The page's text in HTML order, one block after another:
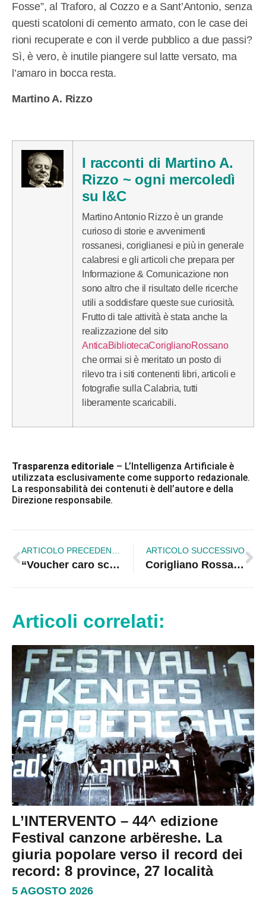
Fosse”, al Traforo, al Cozzo e a Sant’Antonio, senza
questi scatoloni di cemento armato, con le case dei
rioni recuperate e con il verde pubblico a due passi?
Sì, è vero, è inutile piangere sul latte versato, ma
l’amaro in bocca resta.
Martino A. Rizzo
I racconti di Martino A.
Rizzo ~ ogni mercoledì
su I&C
Martino Antonio Rizzo è un grande
curioso di storie e avvenimenti
rossanesi, coriglianesi e più in generale
calabresi e gli articoli che prepara per
Informazione & Comunicazione non
sono altro che il risultato delle ricerche
utili a soddisfare queste sue curiosità.
Frutto di tale attività è stata anche la
realizzazione del sito
AnticaBibliotecaCoriglianoRossano
che ormai si è meritato un posto di
rilevo tra i siti contenenti libri, articoli e
fotografie sulla Calabria, tutti
liberamente scaricabili.
Trasparenza editoriale – L’Intelligenza Artificiale è
utilizzata esclusivamente come supporto redazionale.
La responsabilità dei contenuti è dell’autore e della
Direzione responsabile.
ARTICOLO PRECEDENTE
“Voucher caro scuola”, avviso pubblicato in pre informazione. Princi “Borse di studio per 36 mila studenti calabresi”
ARTICOLO SUCCESSIVO
Corigliano Rossano. Le interviste a caldo sulle note scintillanti di Max Pezzali | VIDEO
Articoli correlati:
L’INTERVENTO – 44^ edizione
Festival canzone arbëreshe. La
giuria popolare verso il record dei
record: 8 province, 27 località
5 AGOSTO 2026